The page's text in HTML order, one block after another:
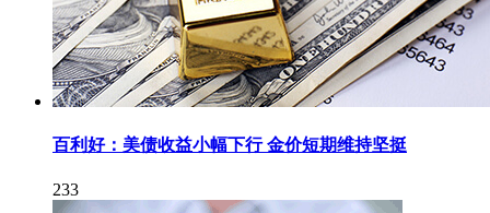
百利好：美债收益小幅下行 金价短期维持坚挺
233